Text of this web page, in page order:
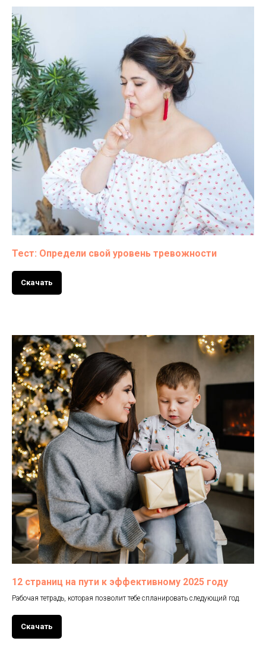
Тест: Определи свой уровень тревожности
Скачать
12 страниц на пути к эффективному 2025 году
Рабочая тетрадь, которая позволит тебе спланировать следующий год.
Скачать